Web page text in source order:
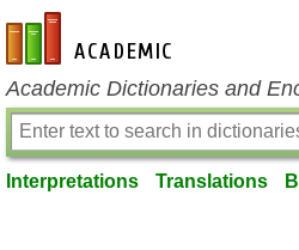
en-academic.com
Academic Dictionaries and
Interpretations Translations